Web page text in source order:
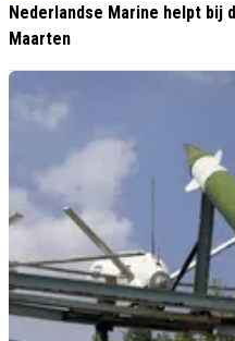
Nederlandse Marine helpt bij
Maarten